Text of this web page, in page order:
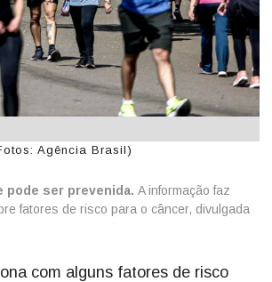
Agência Brasil)
pode ser prevenida. A informação faz
fatores de risco para o câncer, divulgada
com alguns fatores de risco